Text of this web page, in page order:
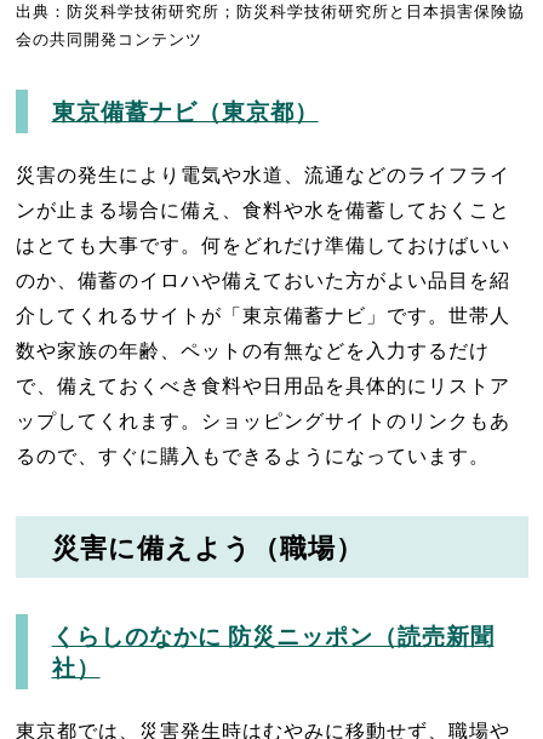
出典：防災科学技術研究所；防災科学技術研究所と日本損害保険協
会の共同開発コンテンツ
東京備蓄ナビ（東京都）
災害の発生により電気や水道、流通などのライフライ
ンが止まる場合に備え、食料や水を備蓄しておくこと
はとても大事です。何をどれだけ準備しておけばいい
のか、備蓄のイロハや備えておいた方がよい品目を紹
介してくれるサイトが「東京備蓄ナビ」です。世帯人
数や家族の年齢、ペットの有無などを入力するだけ
で、備えておくべき食料や日用品を具体的にリストア
ップしてくれます。ショッピングサイトのリンクもあ
るので、すぐに購入もできるようになっています。
災害に備えよう（職場）
くらしのなかに 防災ニッポン（読売新聞
社）
東京都では、災害発生時はむやみに移動せず、職場や